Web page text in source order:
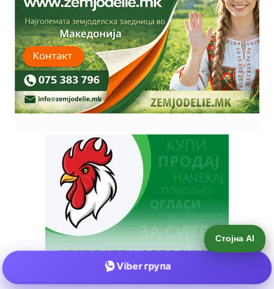
Стојна AI
Viber група